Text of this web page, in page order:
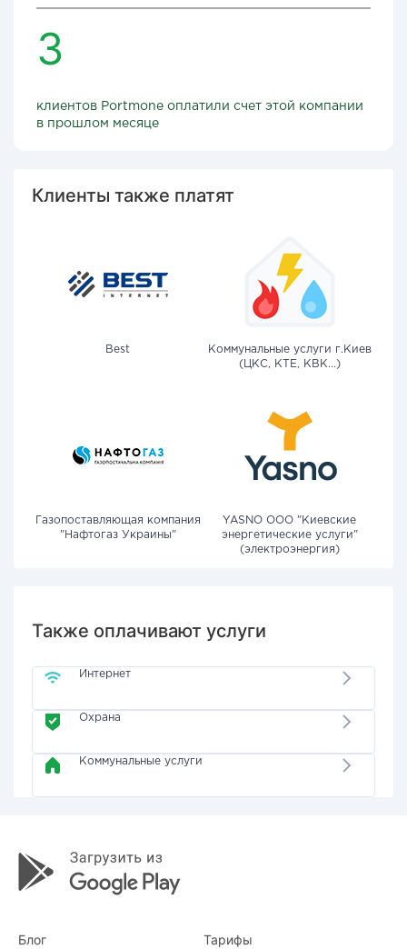
3
клиентов Portmone оплатили счет этой компании
в прошлом месяце
Клиенты также платят
Best
Коммунальные услуги г.Киев
(ЦКС, КТЕ, КВК...)
Газопоставляющая компания
"Нафтогаз Украины"
YASNO OOO "Киевские
энергетические услуги"
(электроэнергия)
Также оплачивают услуги
Интернет
Охрана
Коммунальные услуги
Блог Тарифы